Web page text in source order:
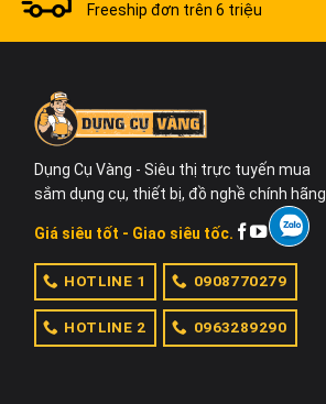
Freeship đơn trên 6 triệu
Dụng Cụ Vàng - Siêu thị trực tuyến mua
sắm dụng cụ, thiết bị, đồ nghề chính hãng.
Giá siêu tốt - Giao siêu tốc.
HOTLINE 1 0908770279
HOTLINE 2 0963289290